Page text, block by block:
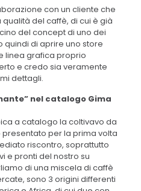
con un cliente che
qualità del caffè, di cui è già
del concept di uno dei
quindi di aprire uno store
linea grafica proprio
e credo sia veramente
dettagli.
nel catalogo Gima
a catalogo la coltivavo da
per la prima volta
riscontro, soprattutto
e pronti del nostro su
di una miscela di caffè
sono 3 origini differenti